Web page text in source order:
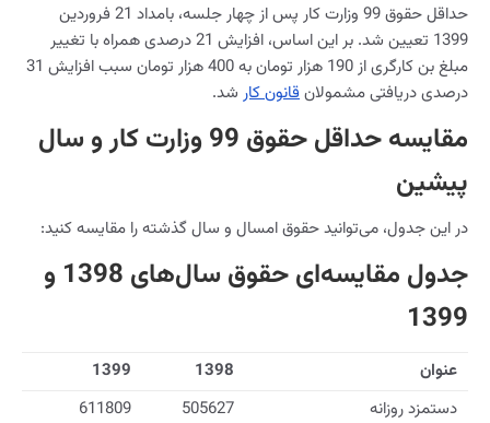
حداقل حقوق 99 وزارت کار پس از چهار جلسه، بامداد 21 فروردین
1399 تعیین شد. بر این اساس، افزایش 21 درصدی همراه با تغییر
مبلغ بن کارگری از 190 هزار تومان به 400 هزار تومان سبب افزایش 31
درصدی دریافتی مشمولانقانون کار شد.
مقایسه حداقل حقوق 99 وزارت کار و سال
پیشین
در این جدول، می‌توانید حقوق امسال و سال گذشته را مقایسه کنید:
جدول مقایسه‌ای حقوق سال‌های 1398 و
1399
عنوان 1398
1399
دستمزد روزانه
505627
611809